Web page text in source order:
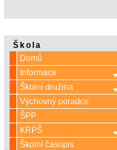
Škola
Domů
Informace
Školní družina
Výchovný poradce
ŠPP
KRPŠ
Školní časopis